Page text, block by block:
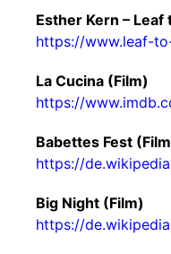
Esther Kern – Leaf
https://www.leaf-
La Cucina (Film)
https://
Babettes Fest
https://
Big Night (Film)
https://